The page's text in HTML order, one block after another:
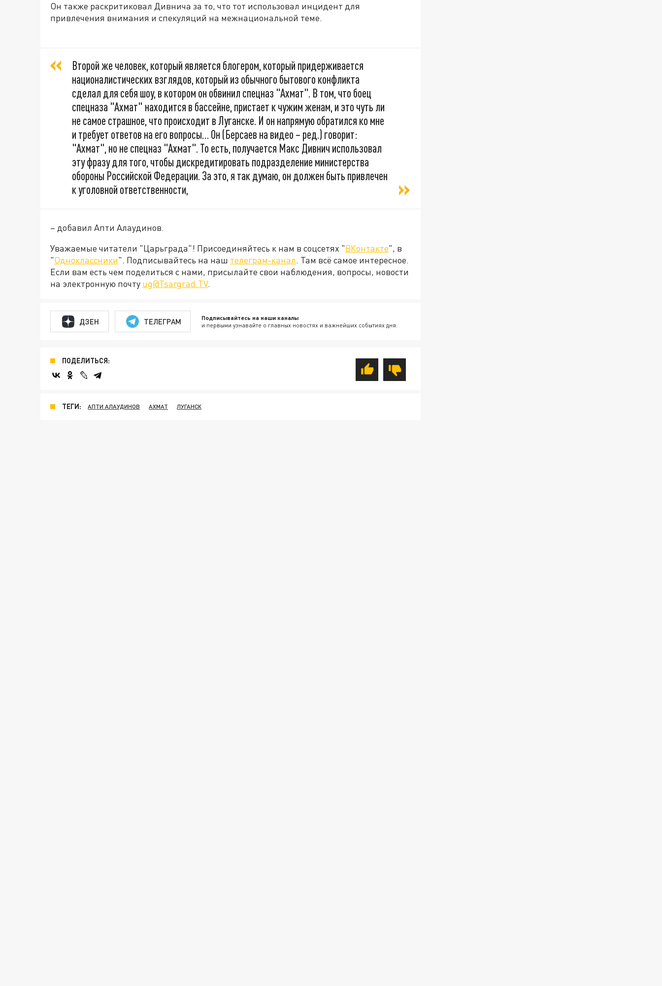
Он также раскритиковал Дивнича за то, что тот использовал инцидент для
привлечения внимания и спекуляций на межнациональной теме.
Второй же человек, который является блогером, который придерживается
националистических взглядов, который из обычного бытового конфликта
сделал для себя шоу, в котором он обвинил спецназ "Ахмат". В том, что боец
спецназа "Ахмат" находится в бассейне, пристает к чужим женам, и это чуть ли
не самое страшное, что происходит в Луганске. И он напрямую обратился ко мне
и требует ответов на его вопросы… Он (Берсаев на видео – ред.) говорит:
"Ахмат", но не спецназ "Ахмат". То есть, получается Макс Дивнич использовал
эту фразу для того, чтобы дискредитировать подразделение министерства
обороны Российской Федерации. За это, я так думаю, он должен быть привлечен
к уголовной ответственности,
– добавил Апти Алаудинов.
Уважаемые читатели "Царьграда"! Присоединяйтесь к нам в соцсетях "ВКонтакте", в
"Одноклассники". Подписывайтесь на наш телеграм-канал. Там всё самое интересное.
Если вам есть чем поделиться с нами, присылайте свои наблюдения, вопросы, новости
на электронную почту ug@Tsargrad.TV.
ДЗЕН ТЕЛЕГРАМ Подписывайтесь на наши каналы
и первыми узнавайте о главных новостях и важнейших событиях дня.
ПОДЕЛИТЬСЯ:
ТЕГИ: АПТИ АЛАУДИНОВ АХМАТ ЛУГАНСК